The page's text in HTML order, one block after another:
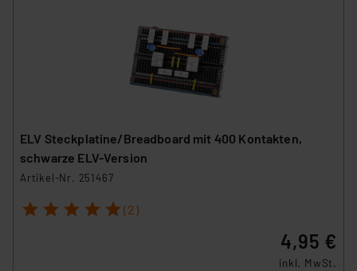
ELV Steckplatine/Breadboard mit 400 Kontakten,
schwarze ELV-Version
Artikel-Nr. 251467
1 2 3 4 5 (2)
4,95 €
inkl. MwSt.